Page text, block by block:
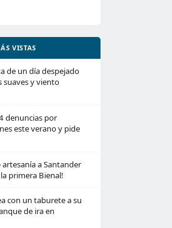
VISTAS
de un día despejado
y viento
denuncias por
este verano y pide
artesanía a Santander
primera Bienal!
con un taburete a su
de ira en